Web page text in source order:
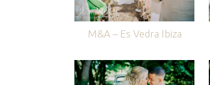
M&A – Es Vedra Ibiza